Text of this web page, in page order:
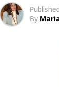
Published
By